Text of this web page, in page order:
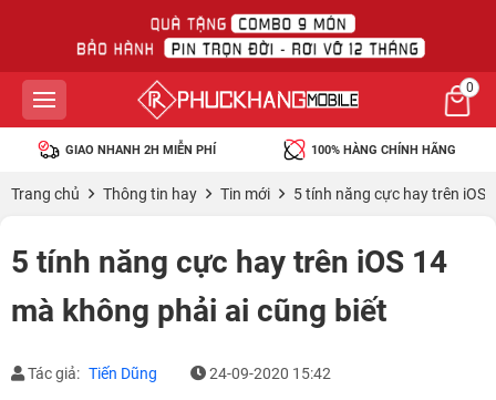
0
GIAO NHANH 2H MIỄN PHÍ 100% HÀNG CHÍNH HÃNG
Trang chủ Thông tin hay Tin mới 5 tính năng cực hay trên iOS
5 tính năng cực hay trên iOS 14
mà không phải ai cũng biết
Tác giả: Tiến Dũng 24-09-2020 15:42